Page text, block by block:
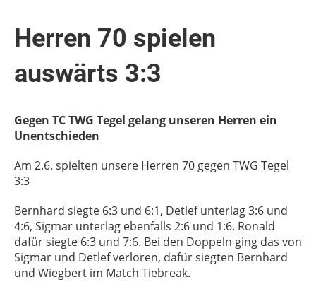
Herren 70 spielen
auswärts 3:3
Gegen TC TWG Tegel gelang unseren Herren ein
Unentschieden
Am 2.6. spielten unsere Herren 70 gegen TWG Tegel
3:3
Bernhard siegte 6:3 und 6:1, Detlef unterlag 3:6 und
4:6, Sigmar unterlag ebenfalls 2:6 und 1:6. Ronald
dafür siegte 6:3 und 7:6. Bei den Doppeln ging das von
Sigmar und Detlef verloren, dafür siegten Bernhard
und Wiegbert im Match Tiebreak.